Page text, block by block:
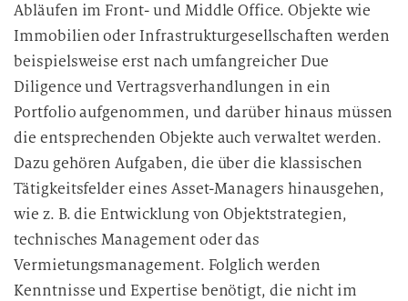
Abläufen im Front- und Middle Office. Objekte wie
Immobilien oder Infrastrukturgesellschaften werden
beispielsweise erst nach umfangreicher Due
Diligence und Vertragsverhandlungen in ein
Portfolio aufgenommen, und darüber hinaus müssen
die entsprechenden Objekte auch verwaltet werden.
Dazu gehören Aufgaben, die über die klassischen
Tätigkeitsfelder eines Asset-Managers hinausgehen,
wie z. B. die Entwicklung von Objektstrategien,
technisches Management oder das
Vermietungsmanagement. Folglich werden
Kenntnisse und Expertise benötigt, die nicht im